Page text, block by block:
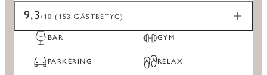
9,3/10 (153 GÄSTBETYG)
BAR GYM
PARKERING RELAX